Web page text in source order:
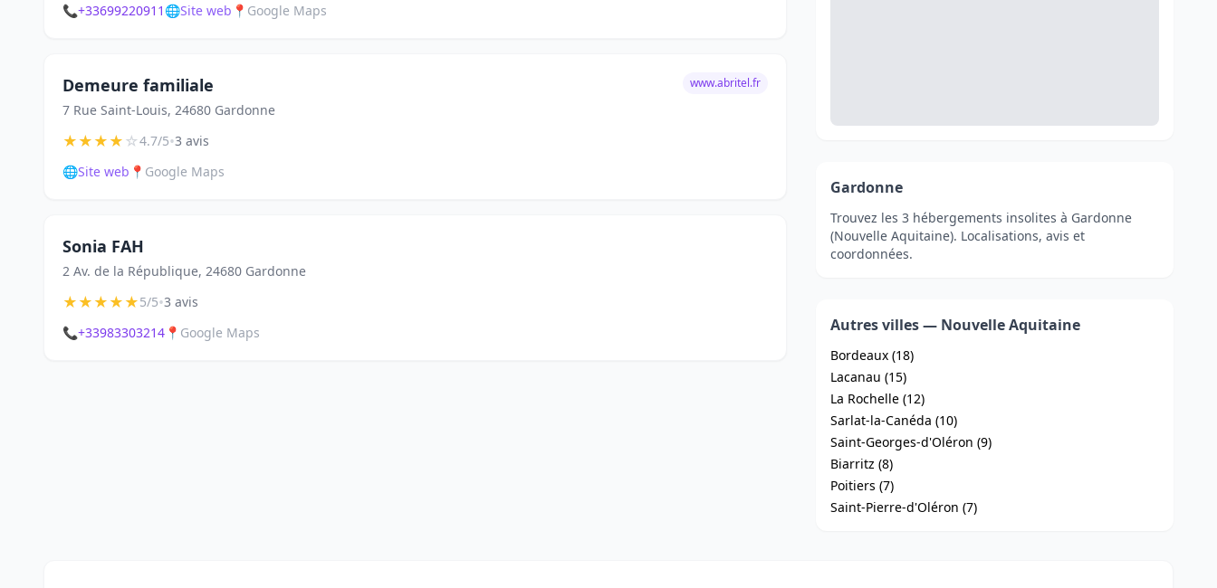
📞+33699220911 🌐Site web 📍 Google Maps
Demeure familiale
7 Rue Saint-Louis, 24680 Gardonne
www.abritel.fr
★★★★☆4.7/5•3 avis
🌐Site web 📍 Google Maps
Sonia FAH
2 Av. de la République, 24680 Gardonne
★★★★★5/5•3 avis
📞+33983303214 📍 Google Maps
Gardonne
Trouvez les 3 hébergements insolites à Gardonne
(Nouvelle Aquitaine). Localisations, avis et
coordonnées.
Autres villes — Nouvelle Aquitaine
Bordeaux (18)
Lacanau (15)
La Rochelle (12)
Sarlat-la-Canéda (10)
Saint-Georges-d'Oléron (9)
Biarritz (8)
Poitiers (7)
Saint-Pierre-d'Oléron (7)